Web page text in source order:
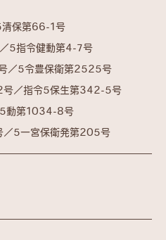
保第66-1号
5指令健動第4-7号
／5令豊保衛第2525号
／指令5保生第342-5号
動第1034-8号
／5一宮保衛発第205号